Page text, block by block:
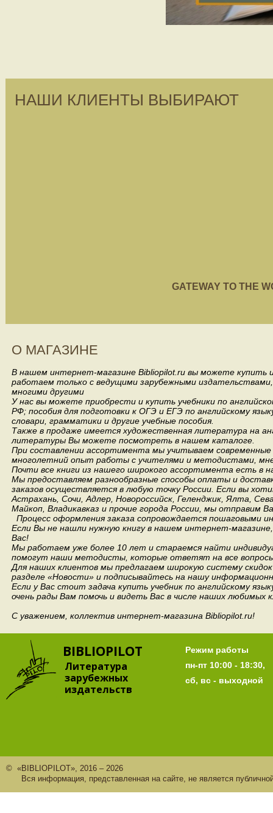
НАШИ КЛИЕНТЫ ВЫБИРАЮТ
GATEWAY TO THE
О МАГАЗИНЕ
В нашем интернет-магазине Bibliopilot.ru вы можете купить
работаем только с ведущими зарубежными издательствами,
многими другими
У нас вы можете приобрести и купить учебники по
РФ; пособия для подготовки к ОГЭ и ЕГЭ по английскому
словари, грамматики и другие учебные пособия.
Также в продаже имеется художественная литература на
литературы Вы можете посмотреть в нашем каталоге.
При составлении ассортимента мы учитываем
многолетний опыт работы с учителями и методистами,
Почти все книги из нашего широкого ассортимента есть в
Мы предоставляем разнообразные способы оплаты и
заказов осуществляется в любую точку России. Если вы
Астрахань, Сочи, Адлер, Новороссийск, Геленджик, Ялта,
Майкоп, Владикавказ и прочие города России, мы отправим
Процесс оформления заказа сопровождается пошаговыми
Если Вы не нашли нужную книгу в нашем интернет-
Вас!
Мы работаем уже более 10 лет и стараемся найти
помогут наши методисты, которые ответят на все
Для наших клиентов мы предлагаем широкую систему
разделе «Новости» и подписывайтесь на нашу
Если у Вас стоит задача купить учебник по английскому
очень рады Вам помочь и видеть Вас в числе наших любимых
С уважением, коллектив интернет-магазина Bibliopilot.ru!
BIBLIOPILOT
Литература
зарубежных
издательств
Режим работы
пн-пт 10:00 - 18:30,
сб, вс - выходной
© «BIBLIOPILOT», 2016 – 2026
Вся информация, представленная на сайте, не является